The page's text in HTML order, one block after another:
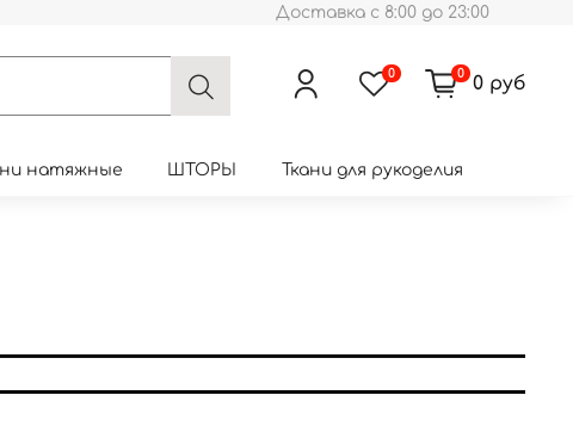
Доставка с 8:00 до 23:00
0 0 0 руб
натяжные ШТОРЫ Ткани для рукоделия